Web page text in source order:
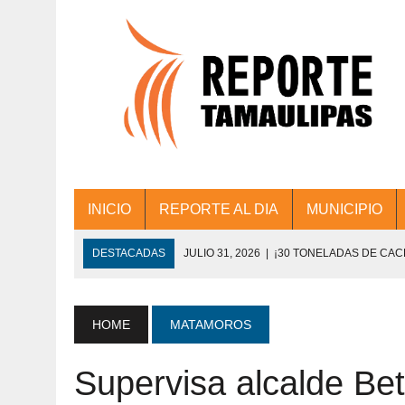
INICIO REPORTE AL DIA MUNICIPIO
DESTACADAS JULIO 31, 2026 | ¡30 TONELADAS DE
JULIO 30, 2026 | 💧🚰 ¡AGUA PARA LA COMUNIDAD!
JULIO 30, 2026 ¡TRABAJO EN EQUIPO Y RESULTADOS!
DE COLONIA.
HOME MATAMOROS
Supervisa alcalde